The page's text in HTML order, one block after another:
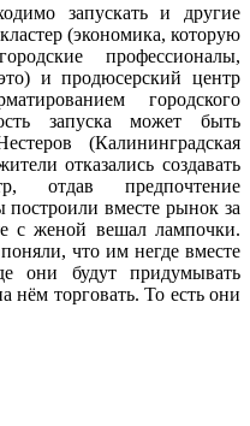
запускать и другие
(экономика, которую
профессионалы,
и продюсерский центр
городского
запуска может быть
(Калининградская
отказались создавать
отдав предпочтение
вместе рынок за
с женой вешал лампочки.
что им негде вместе
они будут придумывать
торговать. То есть они